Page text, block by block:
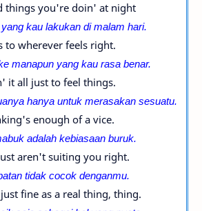
things you're doin' at night
kau lakukan di malam hari.
to wherever feels right.
manapun yang kau rasa benar.
it all just to feel things.
hanya untuk merasakan sesuatu.
enough of a vice.
adalah kebiasaan buruk.
aren't suiting you right.
tidak cocok denganmu.
fine as a real thing, thing.